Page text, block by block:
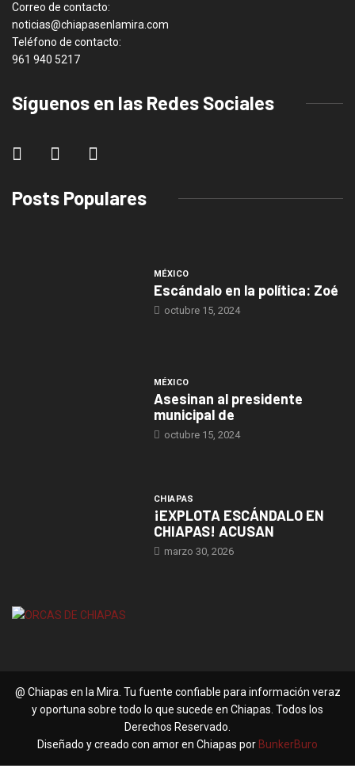
Correo de contacto:
noticias@chiapasenlamira.com
Teléfono de contacto:
961 940 5217
Síguenos en las Redes Sociales
Posts Populares
MÉXICO
Escándalo en la política: Zoé
octubre 15, 2024
MÉXICO
Asesinan al presidente
municipal de
octubre 15, 2024
CHIAPAS
¡EXPLOTA ESCÁNDALO EN
CHIAPAS! ACUSAN
marzo 30, 2026
@ Chiapas en la Mira. Tu fuente confiable para información veraz
y oportuna sobre todo lo que sucede en Chiapas. Todos los
Derechos Reservado.
Diseñado y creado con amor en Chiapas por BunkerBuro